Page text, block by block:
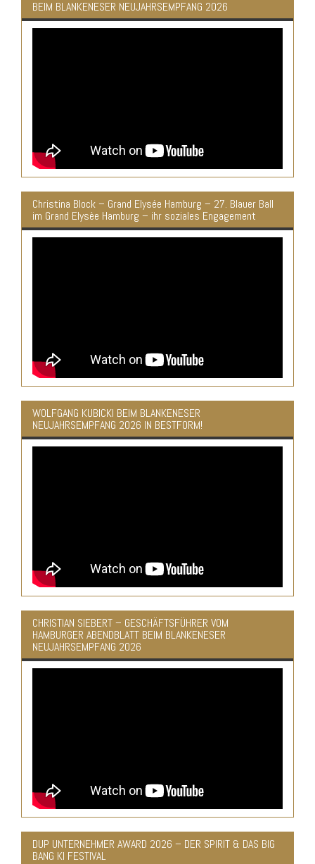
BEIM BLANKENESER NEUJAHRSEMPFANG 2026
Christina Block – Grand Elysée Hamburg – 27. Blauer Ball
im Grand Elysèe Hamburg – ihr soziales Engagement
WOLFGANG KUBICKI BEIM BLANKENESER
NEUJAHRSEMPFANG 2026 IN BESTFORM!
CHRISTIAN SIEBERT – GESCHÄFTSFÜHRER VOM
HAMBURGER ABENDBLATT BEIM BLANKENESER
NEUJAHRSEMPFANG 2026
DUP UNTERNEHMER AWARD 2026 – DER SPIRIT & DAS BIG
BANG KI FESTIVAL